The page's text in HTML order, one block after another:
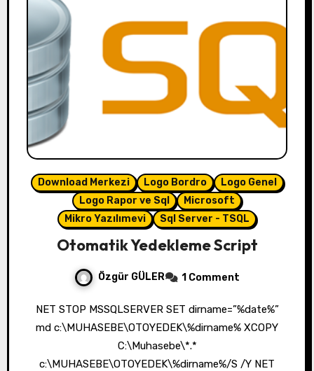
Download Merkezi Logo Bordro
Logo Genel
Logo Rapor ve Sql
Microsoft
Mikro Yazılımevi
Sql Server - TSQL
Otomatik Yedekleme Script
Özgür GÜLER 1 Comment
NET STOP MSSQLSERVER SET dirname=”%date%”
md c:\MUHASEBE\OTOYEDEK\%dirname% XCOPY
C:\Muhasebe\*.*
c:\MUHASEBE\OTOYEDEK\%dirname%/S /Y NET